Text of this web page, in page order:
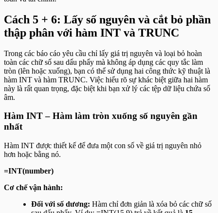
Cách 5 + 6: Lấy số nguyên và cắt bỏ phần
thập phân với hàm INT và TRUNC
Trong các báo cáo yêu cầu chỉ lấy giá trị nguyên và loại bỏ hoàn
toàn các chữ số sau dấu phẩy mà không áp dụng các quy tắc làm
tròn (lên hoặc xuống), bạn có thể sử dụng hai công thức kỹ thuật là
hàm INT và hàm TRUNC. Việc hiểu rõ sự khác biệt giữa hai hàm
này là rất quan trọng, đặc biệt khi bạn xử lý các tệp dữ liệu chứa số
âm.
Hàm INT – Hàm làm tròn xuống số nguyên gần
nhất
Hàm INT được thiết kế để đưa một con số về giá trị nguyên nhỏ
hơn hoặc bằng nó.
=INT(number)
Cơ chế vận hành:
Đối với số dương: Hàm chỉ đơn giản là xóa bỏ các chữ số